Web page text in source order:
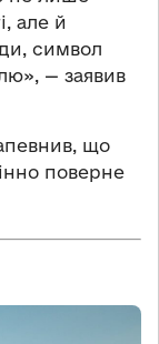
але й
символ
— заявив
що
поверне